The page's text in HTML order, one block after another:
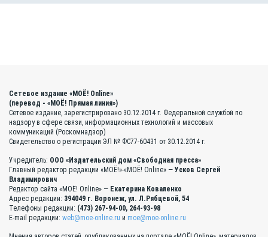
Сетевое издание «МОЁ! Online»
(перевод - «МОЁ! Прямая линия»)
Сетевое издание, зарегистрировано 30.12.2014 г. Федеральной службой по
надзору в сфере связи, информационных технологий и массовых
коммуникаций (Роскомнадзор)
Свидетельство о регистрации ЭЛ № ФС77-60431 от 30.12.2014 г.
Учредитель: ООО «Издательский дом «Свободная пресса»
Главный редактор редакции «МОЁ!»-«МОЁ! Online» — Усков Сергей
Владимирович
Редактор сайта «МОЁ! Online» — Екатерина Коваленко
Адрес редакции: 394049 г. Воронеж, ул. Л.Рябцевой, 54
Телефоны редакции: (473) 267-94-00, 264-93-98
E-mail редакции: web@moe-online.ru и moe@moe-online.ru